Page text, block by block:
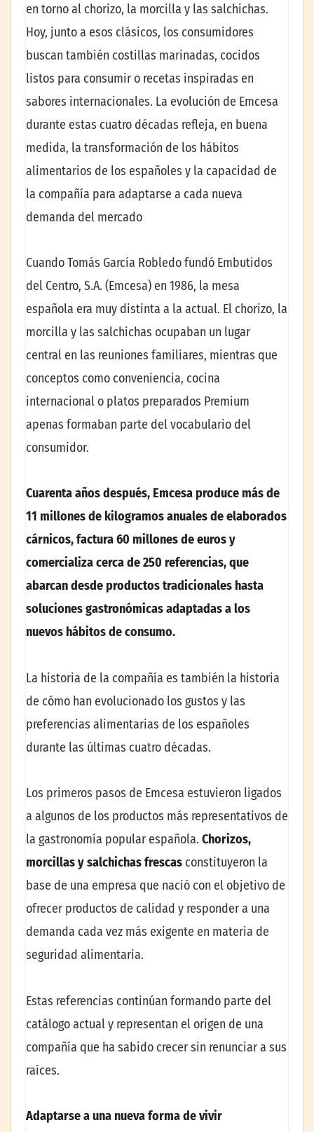
en torno al chorizo, la morcilla y las salchichas.
Hoy, junto a esos clásicos, los consumidores
buscan también costillas marinadas, cocidos
listos para consumir o recetas inspiradas en
sabores internacionales. La evolución de Emcesa
durante estas cuatro décadas refleja, en buena
medida, la transformación de los hábitos
alimentarios de los españoles y la capacidad de
la compañía para adaptarse a cada nueva
demanda del mercado
Cuando Tomás García Robledo fundó Embutidos
del Centro, S.A. (Emcesa) en 1986, la mesa
española era muy distinta a la actual. El chorizo, la
morcilla y las salchichas ocupaban un lugar
central en las reuniones familiares, mientras que
conceptos como conveniencia, cocina
internacional o platos preparados Premium
apenas formaban parte del vocabulario del
consumidor.
Cuarenta años después, Emcesa produce más de
11 millones de kilogramos anuales de elaborados
cárnicos, factura 60 millones de euros y
comercializa cerca de 250 referencias, que
abarcan desde productos tradicionales hasta
soluciones gastronómicas adaptadas a los
nuevos hábitos de consumo.
La historia de la compañía es también la historia
de cómo han evolucionado los gustos y las
preferencias alimentarias de los españoles
durante las últimas cuatro décadas.
Los primeros pasos de Emcesa estuvieron ligados
a algunos de los productos más representativos de
la gastronomía popular española. Chorizos,
morcillas y salchichas frescas constituyeron la
base de una empresa que nació con el objetivo de
ofrecer productos de calidad y responder a una
demanda cada vez más exigente en materia de
seguridad alimentaria.
Estas referencias continúan formando parte del
catálogo actual y representan el origen de una
compañía que ha sabido crecer sin renunciar a sus
raíces.
Adaptarse a una nueva forma de vivir